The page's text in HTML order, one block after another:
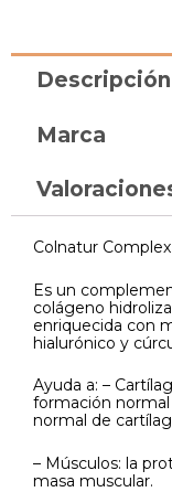
Descripción
Marca
Colnatur
Es un
colágeno
enriquecida con
hialurónico y
Ayuda a: –
formación
normal de
– Músculos: la
masa muscular.